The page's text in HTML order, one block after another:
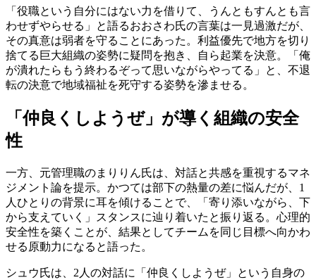
「役職という自分にはない力を借りて、うんともすんとも言
わせずやらせる」と語るおおさわ氏の言葉は一見過激だが、
その真意は弱者を守ることにあった。利益優先で地方を切り
捨てる巨大組織の姿勢に疑問を抱き、自ら起業を決意。「俺
が潰れたらもう終わるぞって思いながらやってる」と、不退
転の決意で地域福祉を死守する姿勢を滲ませる。
「仲良くしようぜ」が導く組織の安全
性
一方、元管理職のまりりん氏は、対話と共感を重視するマネ
ジメント論を提示。かつては部下の熱量の差に悩んだが、1
人ひとりの背景に耳を傾けることで、「寄り添いながら、下
から支えていく」スタンスに辿り着いたと振り返る。心理的
安全性を築くことが、結果としてチームを同じ目標へ向かわ
せる原動力になると語った。
シュウ氏は、2人の対話に「仲良くしようぜ」という自身の